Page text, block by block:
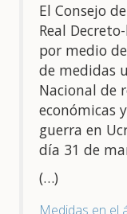
El Consejo
Real
por medio
de medidas
Nacional de
económicas
guerra en
día 31 de
(…)
Medidas en el